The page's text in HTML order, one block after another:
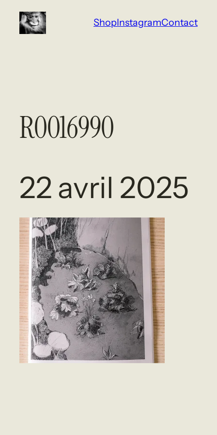
Aller
contenu
ShopInstagramContact
R0016990
22 avril 2025